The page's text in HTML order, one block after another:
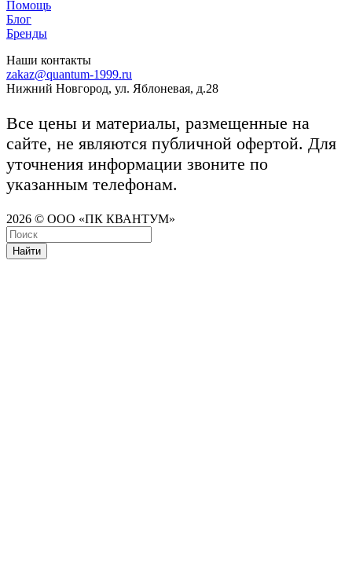
Помощь
Блог
Бренды
Наши контакты
zakaz@quantum-1999.ru
Нижний Новгород, ул. Яблоневая, д.28
Все цены и материалы, размещенные на
сайте, не являются публичной офертой. Для
уточнения информации звоните по
указанным телефонам.
2026 © ООО «ПК КВАНТУМ»
Найти